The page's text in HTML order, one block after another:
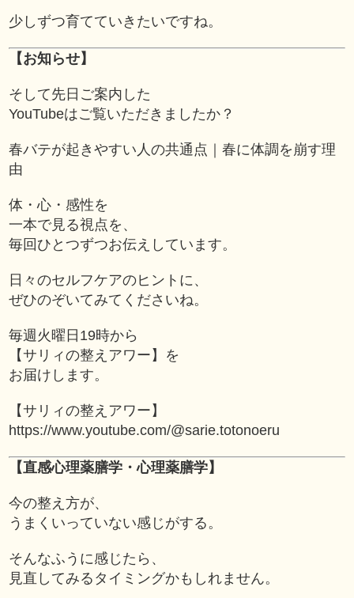
少しずつ育てていきたいですね。
【お知らせ】
そして先日ご案内した
YouTubeはご覧いただきましたか？
春バテが起きやすい人の共通点｜春に体調を崩す理
由
体・心・感性を
一本で見る視点を、
毎回ひとつずつお伝えしています。
日々のセルフケアのヒントに、
ぜひのぞいてみてくださいね。
毎週火曜日19時から
【サリィの整えアワー】を
お届けします。
【サリィの整えアワー】
https://www.youtube.com/@sarie.totonoeru
【直感心理薬膳学・心理薬膳学】
今の整え方が、
うまくいっていない感じがする。
そんなふうに感じたら、
見直してみるタイミングかもしれません。